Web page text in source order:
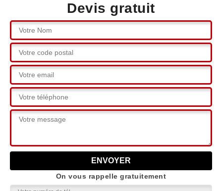
Devis gratuit
On vous rappelle gratuitement